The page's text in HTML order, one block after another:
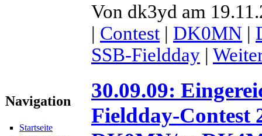
Navigation
Startseite
Von dk3yd am
| Contest | DK0MN |
SSB-Fieldday |
30.09.09:
Fieldday-Contest